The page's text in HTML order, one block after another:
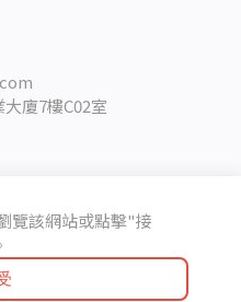
廈7樓C02室
覽該網站或點擊"接